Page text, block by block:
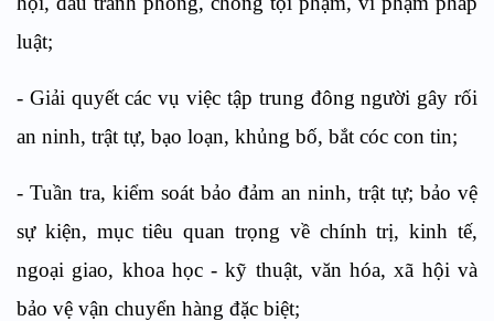
luật;
- Giải quyết các vụ việc tập trung đông người gây rối
an ninh, trật tự, bạo loạn, khủng bố, bắt cóc con tin;
- Tuần tra, kiểm soát bảo đảm an ninh, trật tự; bảo vệ
sự kiện, mục tiêu quan trọng về chính trị, kinh tế,
ngoại giao, khoa học - kỹ thuật, văn hóa, xã hội và
bảo vệ vận chuyển hàng đặc biệt;